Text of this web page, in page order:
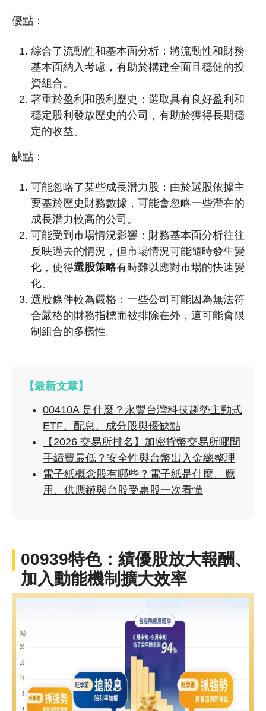
優點：
綜合了流動性和基本面分析：將流動性和財務
基本面納入考慮，有助於構建全面且穩健的投
資組合。
著重於盈利和股利歷史：選取具有良好盈利和
穩定股利發放歷史的公司，有助於獲得長期穩
定的收益。
缺點：
可能忽略了某些成長潛力股：由於選股依據主
要基於歷史財務數據，可能會忽略一些潛在的
成長潛力較高的公司。
可能受到市場情況影響：財務基本面分析往往
反映過去的情況，但市場情況可能隨時發生變
化，使得選股策略有時難以應對市場的快速變
化。
選股條件較為嚴格：一些公司可能因為無法符
合嚴格的財務指標而被排除在外，這可能會限
制組合的多樣性。
【最新文章】
00410A 是什麼？永豐台灣科技趨勢主動式
ETF、配息、成分股與優缺點
【2026 交易所排名】加密貨幣交易所哪間
手續費最低？安全性與台幣出入金總整理
電子紙概念股有哪些？電子紙是什麼、應
用、供應鏈與台股受惠股一次看懂
00939特色：績優股放大報酬、
加入動能機制擴大效率